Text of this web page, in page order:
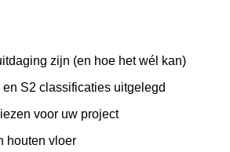
zijn (en hoe het wél kan)
S2 classificaties uitgelegd
voor uw project
houten vloer